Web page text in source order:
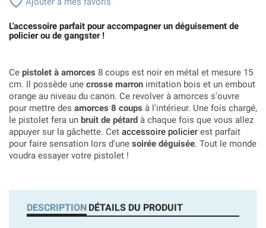
L'accessoire parfait pour accompagner un déguisement de
policier ou de gangster !
Ce pistolet à amorces 8 coups est noir en métal et mesure 15
cm. Il possède une crosse marron imitation bois et un embout
orange au niveau du canon. Ce revolver à amorces s'ouvre
pour mettre des amorces 8 coups à l'intérieur. Une fois chargé,
le pistolet fera un bruit de pétard à chaque fois que vous allez
appuyer sur la gâchette. Cet accessoire policier est parfait
pour faire sensation lors d'une soirée déguisée. Tout le monde
voudra essayer votre pistolet !
DESCRIPTION DÉTAILS DU PRODUIT